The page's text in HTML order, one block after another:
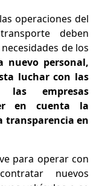
operaciones del
deben
de los
nuevo personal,
luchar con las
las empresas
en cuenta la
transparencia en
para operar con
nuevos